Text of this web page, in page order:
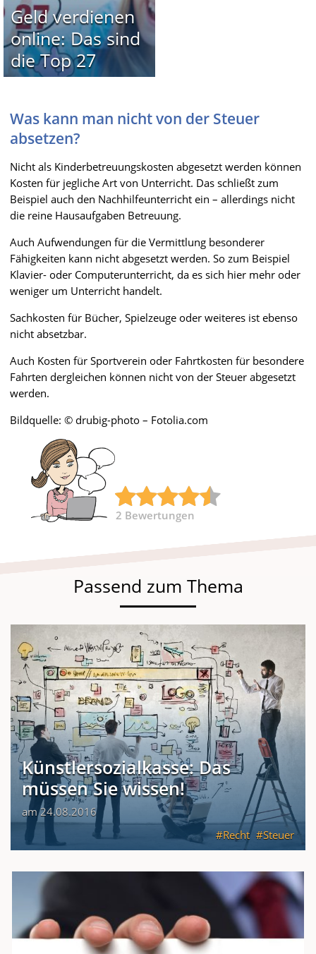
Geld verdienen
online: Das sind
die Top 27
Was kann man nicht von der Steuer
absetzen?
Nicht als Kinderbetreuungskosten abgesetzt werden können
Kosten für jegliche Art von Unterricht. Das schließt zum
Beispiel auch den Nachhilfeunterricht ein – allerdings nicht
die reine Hausaufgaben Betreuung.
Auch Aufwendungen für die Vermittlung besonderer
Fähigkeiten kann nicht abgesetzt werden. So zum Beispiel
Klavier- oder Computerunterricht, da es sich hier mehr oder
weniger um Unterricht handelt.
Sachkosten für Bücher, Spielzeuge oder weiteres ist ebenso
nicht absetzbar.
Auch Kosten für Sportverein oder Fahrtkosten für besondere
Fahrten dergleichen können nicht von der Steuer abgesetzt
werden.
Bildquelle: © drubig-photo – Fotolia.com
2 Bewertungen
Passend zum Thema
Künstlersozialkasse: Das
müssen Sie wissen!
am 24.08.2016
Recht
Steuer